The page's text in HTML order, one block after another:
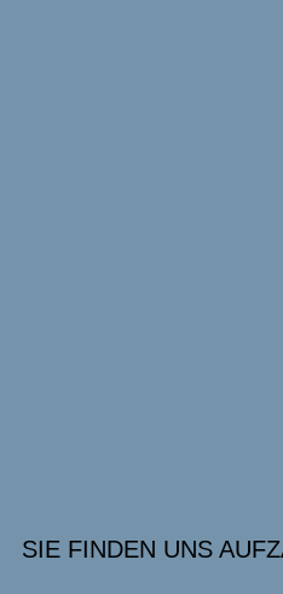
SIE FINDEN UNS AUF